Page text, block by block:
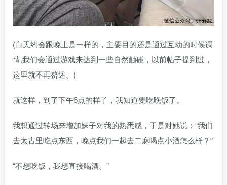
(白天约会跟晚上是一样的，主要目的还是通过互动的时候调
情,我们会通过游戏来达到一些自然触碰，以前帖子提到过，
这里就不再赘述。)
就这样，到了下午6点的样子，我知道要吃晚饭了。
我想通过转场来增加妹子对我的熟悉感，于是对她说：“我们
去太古里吃点东西，晚点我们一起去二麻喝点小酒怎么样？”
“不想吃饭，我想直接喝酒。”